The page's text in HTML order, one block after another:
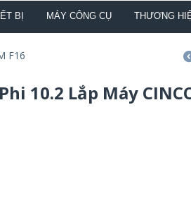
BỊ MÁY CÔNG CỤ THƯƠNG
F16
10.2 Lắp Máy